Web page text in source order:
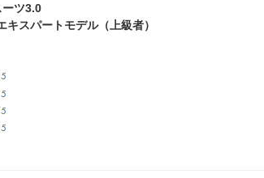
ツ3.0
スパートモデル（上級者）